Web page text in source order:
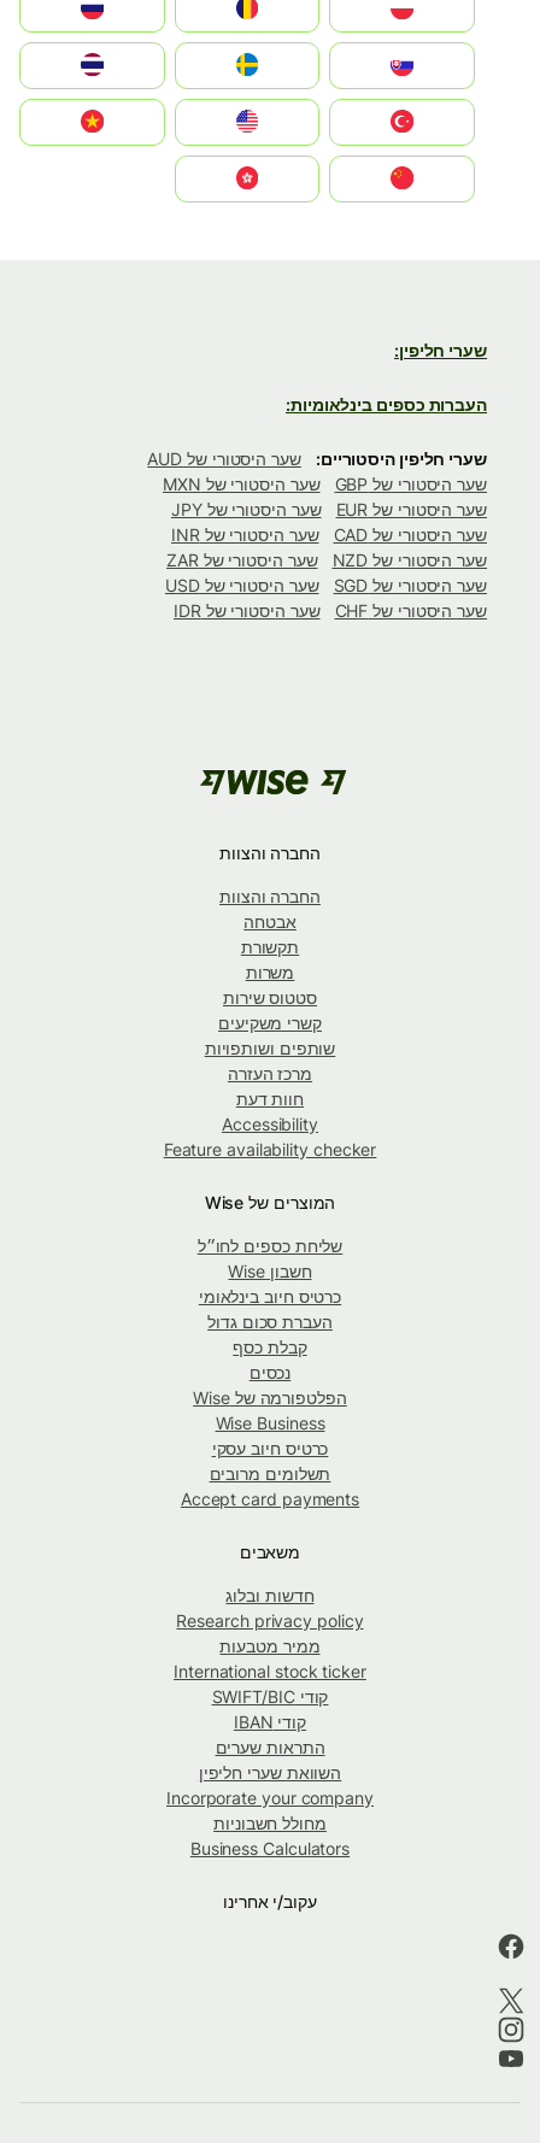
România
Slovensko
United States
Vietnam
שערי חליפין:
העברות כספים בינלאומיות:
שערי חליפין היסטוריים:
שער היסטורי של AUD
שער היסטורי של GBP
שער היסטורי של MXN
שער היסטורי של EUR
שער היסטורי של JPY
שער היסטורי של CAD
שער היסטורי של INR
שער היסטורי של NZD
שער היסטורי של ZAR
שער היסטורי של SGD
שער היסטורי של USD
שער היסטורי של CHF
שער היסטורי של IDR
החברה והצוות
החברה והצוות
אבטחה
תקשורת
משרות
סטטוס שירות
קשרי משקיעים
שותפים ושותפויות
מרכז העזרה
חוות דעת
Accessibility
Feature availability checker
המוצרים של Wise
שליחת כספים לחו״ל
חשבון Wise
כרטיס חיוב בינלאומי
העברת סכום גדול
קבלת כסף
נכסים
הפלטפורמה של Wise
Wise Business
כרטיס חיוב עסקי
תשלומים מרובים
Accept card payments
משאבים
חדשות ובלוג
Research privacy policy
ממיר מטבעות
International stock ticker
קודי SWIFT/BIC
קודי IBAN
התראות שערים
השוואת שערי חליפין
Incorporate your company
מחולל חשבוניות
Business Calculators
עקוב/י אחרינו